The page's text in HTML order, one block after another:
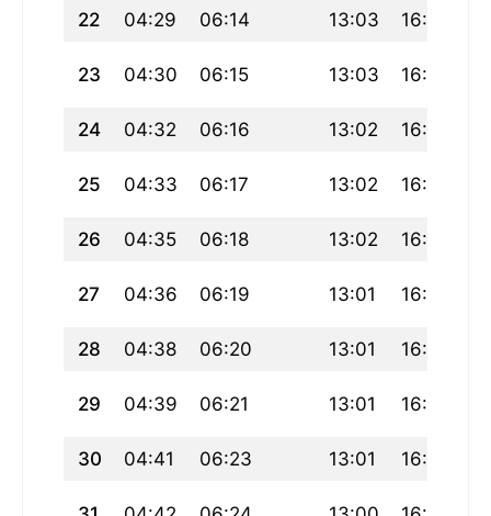
22 04:29 06:14 13:03 16:51
23 04:30 06:15 13:03 16:50
24 04:32 06:16 13:02 16:49
25 04:33 06:17 13:02 16:48
26 04:35 06:18 13:02 16:47
27 04:36 06:19 13:01 16:46
28 04:38 06:20 13:01 16:45
29 04:39 06:21 13:01 16:44
30 04:41 06:23 13:01 16:43